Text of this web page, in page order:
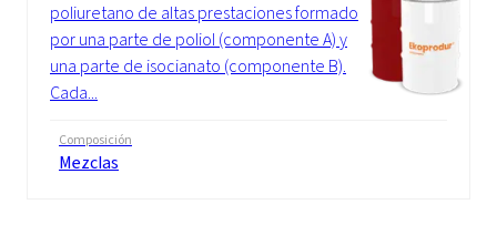
poliuretano de altas prestaciones formado
por una parte de poliol (componente A) y
una parte de isocianato (componente B).
Cada...
Composición
Mezclas